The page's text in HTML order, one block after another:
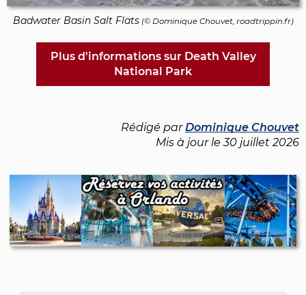
Badwater Basin Salt Flats(© Dominique Chouvet, roadtrippin.fr)
Plus d'informations sur Death Valley
National Park
Rédigé parDominique Chouvet
Mis à jour le30 juillet 2026